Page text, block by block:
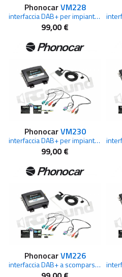
PhonocarVM228
interfaccia DAB+ per impianti di serie AUDI
99,00 €
PhonocarVM230
interfaccia DAB+ per impianti di serie FORD
99,00 €
PhonocarVM226
interfaccia DAB+ a scomparsa per VOLKSWAGEN